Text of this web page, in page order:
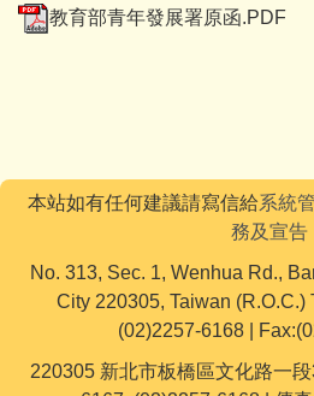
教育部青年發展署原函.PDF
本站如有任何建議請寫信給系統
務及宣告
No. 313, Sec. 1, Wenhua Rd.,
City 220305, Taiwan (R.O.C.)
(02)2257-6168 |
220305 新北市板橋區文化路一